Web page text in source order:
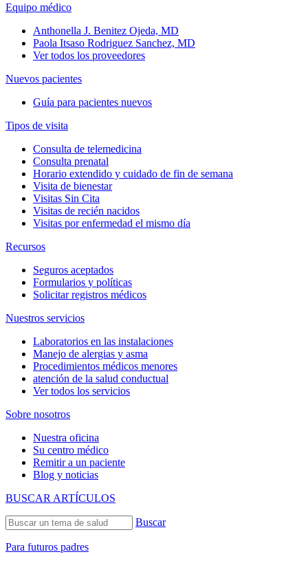
Equipo médico
Anthonella J. Benitez Ojeda, MD
Paola Itsaso Rodriguez Sanchez, MD
Ver todos los proveedores
Nuevos pacientes
Guía para pacientes nuevos
Tipos de visita
Consulta de telemedicina
Consulta prenatal
Horario extendido y cuidado de fin de semana
Visita de bienestar
Visitas Sin Cita
Visitas de recién nacidos
Visitas por enfermedad el mismo día
Recursos
Seguros aceptados
Formularios y políticas
Solicitar registros médicos
Nuestros servicios
Laboratorios en las instalaciones
Manejo de alergias y asma
Procedimientos médicos menores
atención de la salud conductual
Ver todos los servicios
Sobre nosotros
Nuestra oficina
Su centro médico
Remitir a un paciente
Blog y noticias
BUSCAR ARTÍCULOS
Buscar
Para futuros padres